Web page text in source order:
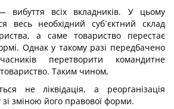
всіх вкладників. У цьому
весь необхідний суб´єктний склад
а саме товариство перестає
Однак у такому разі передбачено
перетворити командитне
Таким чином,
не ліквідація, а реорганізація
зі зміною його правової форми.